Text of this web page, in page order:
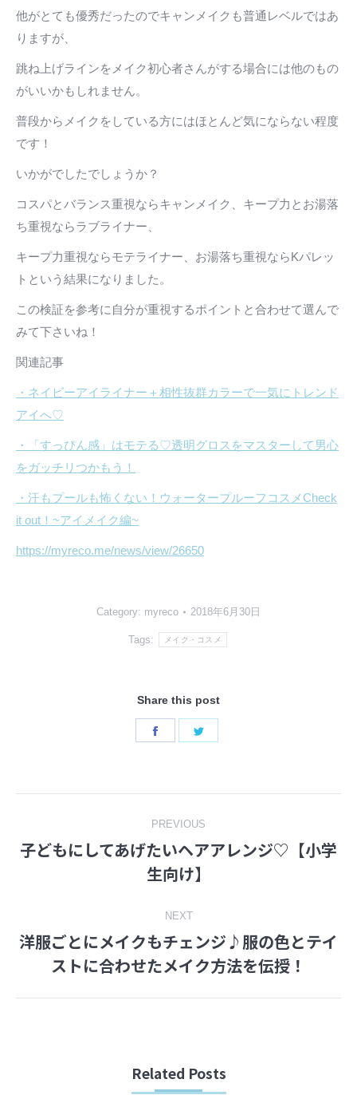
他がとても優秀だったのでキャンメイクも普通レベルではあ
りますが、
跳ね上げラインをメイク初心者さんがする場合には他のもの
がいいかもしれません。
普段からメイクをしている方にはほとんど気にならない程度
です！
いかがでしたでしょうか？
コスパとバランス重視ならキャンメイク、キープ力とお湯落
ち重視ならラブライナー、
キープ力重視ならモテライナー、お湯落ち重視ならKパレッ
トという結果になりました。
この検証を参考に自分が重視するポイントと合わせて選んで
みて下さいね！
関連記事
・ネイビーアイライナー＋相性抜群カラーで一気にトレンド
アイへ♡
・「すっぴん感」はモテる♡透明グロスをマスターして男心
をガッチリつかもう！
・汗もプールも怖くない！ウォータープルーフコスメCheck
it out！~アイメイク編~
https://myreco.me/news/view/26650
Category: myreco 2018年6月30日
Tags: メイク・コスメ
Share this post
Share
navigation
PREVIOUS
Previous
post:
子どもにしてあげたいヘアアレンジ♡【小学
生向け】
NEXT
Next
post:
洋服ごとにメイクもチェンジ♪服の色とテイ
ストに合わせたメイク方法を伝授！
Related Posts